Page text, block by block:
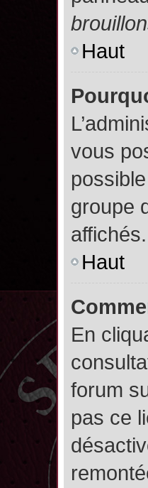
Haut
vous
groupe
Haut
En
forum
pas ce